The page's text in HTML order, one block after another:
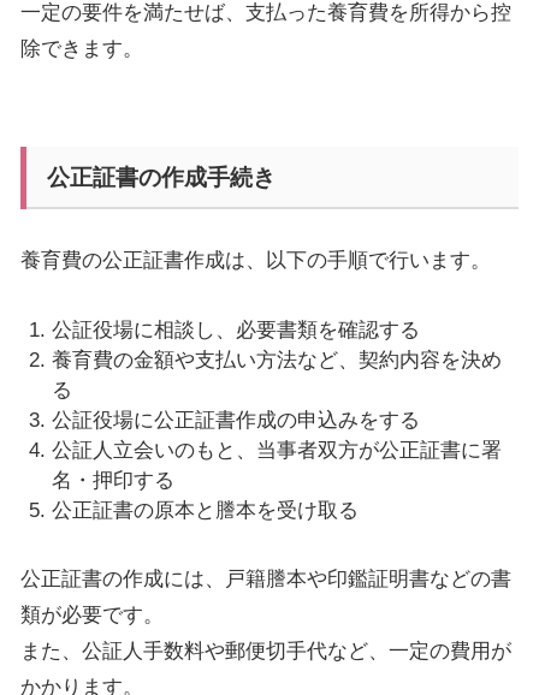
一定の要件を満たせば、支払った養育費を所得から控
除できます。
公正証書の作成手続き
養育費の公正証書作成は、以下の手順で行います。
公証役場に相談し、必要書類を確認する
養育費の金額や支払い方法など、契約内容を決め
る
公証役場に公正証書作成の申込みをする
公証人立会いのもと、当事者双方が公正証書に署
名・押印する
公正証書の原本と謄本を受け取る
公正証書の作成には、戸籍謄本や印鑑証明書などの書
類が必要です。
また、公証人手数料や郵便切手代など、一定の費用が
かかります。